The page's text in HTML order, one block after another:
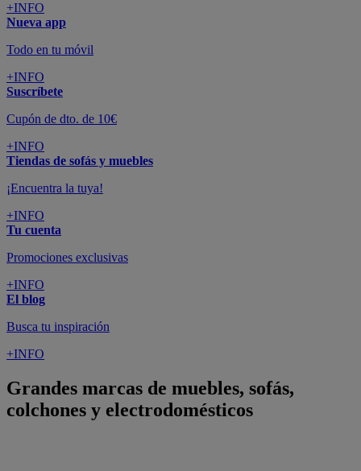
+INFO
Nueva app
Todo en tu móvil
+INFO
Suscríbete
Cupón de dto. de 10€
+INFO
Tiendas de sofás y muebles
¡Encuentra la tuya!
+INFO
Tu cuenta
Promociones exclusivas
+INFO
El blog
Busca tu inspiración
+INFO
Grandes marcas de muebles, sofás,
colchones y electrodomésticos